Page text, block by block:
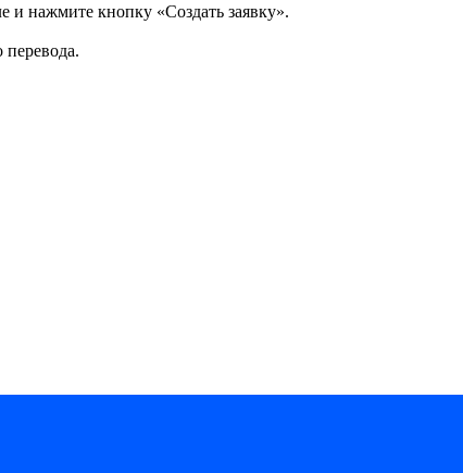
и нажмите кнопку «Создать заявку».
перевода.